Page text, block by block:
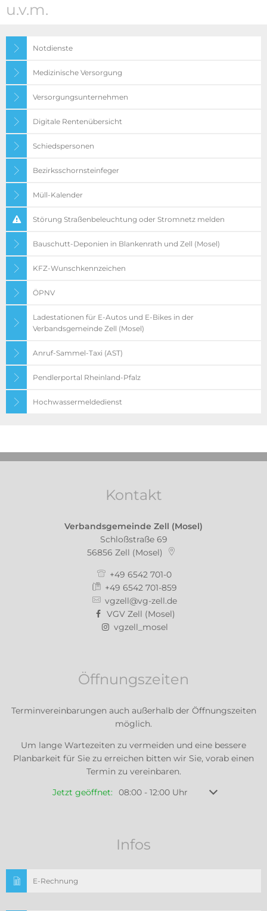
u.v.m.
Notdienste
Medizinische Versorgung
Versorgungsunternehmen
Digitale Rentenübersicht
Schiedspersonen
Bezirksschornsteinfeger
Müll-Kalender
Störung Straßenbeleuchtung oder Stromnetz melden
Bauschutt-Deponien in Blankenrath und Zell (Mosel)
KFZ-Wunschkennzeichen
ÖPNV
Ladestationen für E-Autos und E-Bikes in der
Verbandsgemeinde Zell (Mosel)
Anruf-Sammel-Taxi (AST)
Pendlerportal Rheinland-Pfalz
Hochwassermeldedienst
Kontakt
Verbandsgemeinde Zell (Mosel)
Schloßstraße 69
56856 Zell (Mosel)
+49 6542 701-0
+49 6542 701-859
vgzell@vg-zell.de
VGV Zell (Mosel)
vgzell_mosel
Öffnungszeiten
Terminvereinbarungen auch außerhalb der Öffnungszeiten
möglich.
Um lange Wartezeiten zu vermeiden und eine bessere
Planbarkeit für Sie zu erreichen bitten wir Sie, vorab einen
Termin zu vereinbaren.
Klicken, um weitere Öffnungs- oder Schließzeiten
Jetzt geöffnet: 08:00- 12:00Uhr Von 08:00 bis
Infos
E-Rechnung